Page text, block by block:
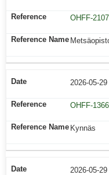
OHFF-2107
2026-05-29
OHFF-1366
Kynnäs
2026-05-29